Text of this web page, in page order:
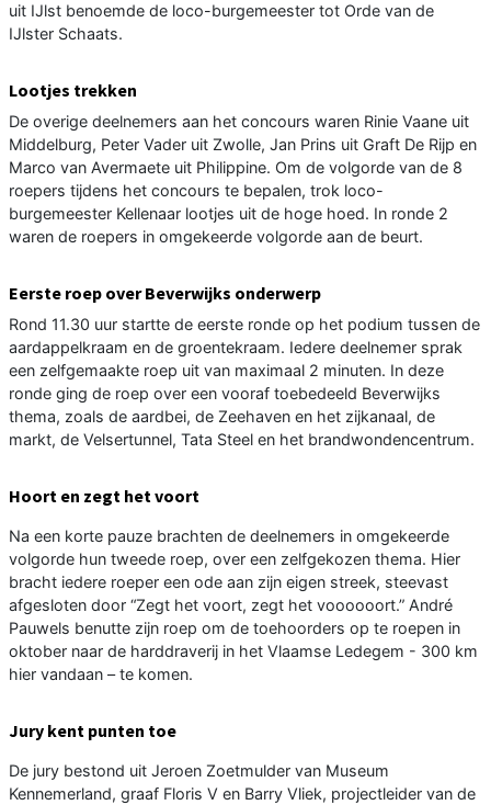
uit IJlst benoemde de loco-burgemeester tot Orde van de
IJlster Schaats.
Lootjes trekken
De overige deelnemers aan het concours waren Rinie Vaane uit
Middelburg, Peter Vader uit Zwolle, Jan Prins uit Graft De Rijp en
Marco van Avermaete uit Philippine. Om de volgorde van de 8
roepers tijdens het concours te bepalen, trok loco-
burgemeester Kellenaar lootjes uit de hoge hoed. In ronde 2
waren de roepers in omgekeerde volgorde aan de beurt.
Eerste roep over Beverwijks onderwerp
Rond 11.30 uur startte de eerste ronde op het podium tussen de
aardappelkraam en de groentekraam. Iedere deelnemer sprak
een zelfgemaakte roep uit van maximaal 2 minuten. In deze
ronde ging de roep over een vooraf toebedeeld Beverwijks
thema, zoals de aardbei, de Zeehaven en het zijkanaal, de
markt, de Velsertunnel, Tata Steel en het brandwondencentrum.
Hoort en zegt het voort
Na een korte pauze brachten de deelnemers in omgekeerde
volgorde hun tweede roep, over een zelfgekozen thema. Hier
bracht iedere roeper een ode aan zijn eigen streek, steevast
afgesloten door “Zegt het voort, zegt het voooooort.” André
Pauwels benutte zijn roep om de toehoorders op te roepen in
oktober naar de harddraverij in het Vlaamse Ledegem - 300 km
hier vandaan – te komen.
Jury kent punten toe
De jury bestond uit Jeroen Zoetmulder van Museum
Kennemerland, graaf Floris V en Barry Vliek, projectleider van de